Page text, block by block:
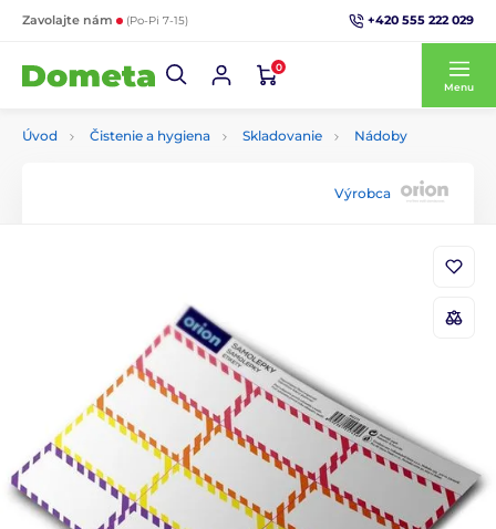
Zavolajte nám (Po-Pi 7-15) +420 555 222 029
0
Menu
Úvod Čistenie a hygiena Skladovanie Nádoby
Výrobca